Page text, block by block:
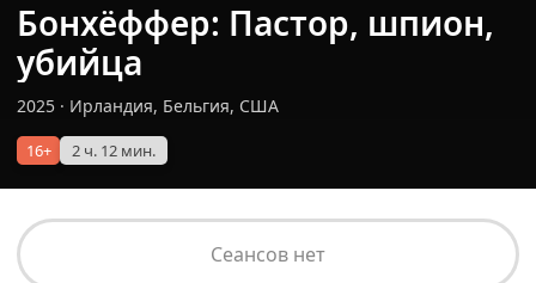
Бонхёффер: Пастор, шпион,
убийца
2025 · Ирландия, Бельгия, США
16+ 2 ч. 12 мин.
Сеансов нет